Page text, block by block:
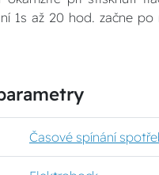
1s až 20 hod. začne po
Časové spínání